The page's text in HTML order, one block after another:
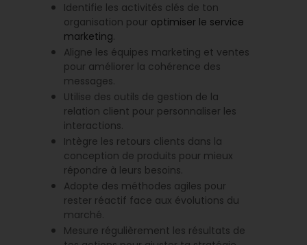
Identifie les activités clés de ton
organisation pour optimiser le service
marketing.
Aligne les équipes marketing et ventes
pour améliorer la cohérence des
messages.
Utilise des outils de gestion de la
relation client pour personnaliser les
interactions.
Intègre les retours clients dans la
conception de produits pour mieux
répondre à leurs besoins.
Adopte des méthodes agiles pour
rester réactif face aux évolutions du
marché.
Mesure régulièrement les résultats de